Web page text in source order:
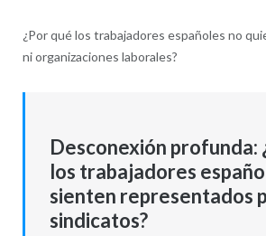
¿Por qué los trabajadores españoles no
ni organizaciones laborales?
Desconexión profunda:
los trabajadores
sienten representados
sindicatos?